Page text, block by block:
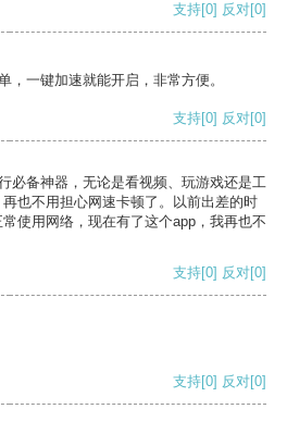
支持[0] 反对[0]
，一键加速就能开启，非常方便。
支持[0] 反对[0]
必备神器，无论是看视频、玩游戏还是工
也不用担心网速卡顿了。以前出差的时
使用网络，现在有了这个app，我再也不
支持[0] 反对[0]
支持[0] 反对[0]